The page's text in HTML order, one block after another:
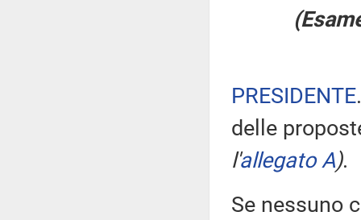
PRESIDENTE
delle
l'allegato A).
Se nessuno